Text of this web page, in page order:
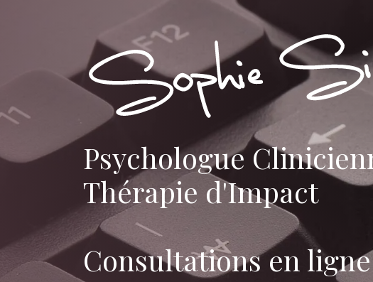
Psychologue
Thérapie d'Impact
Consultations en